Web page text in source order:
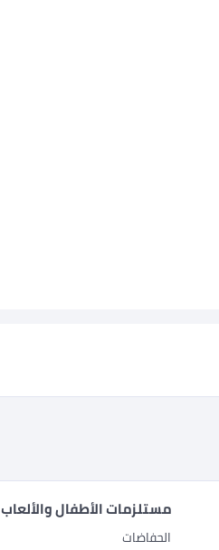
مستلزمات الأطفال والألعاب
الحفاضات